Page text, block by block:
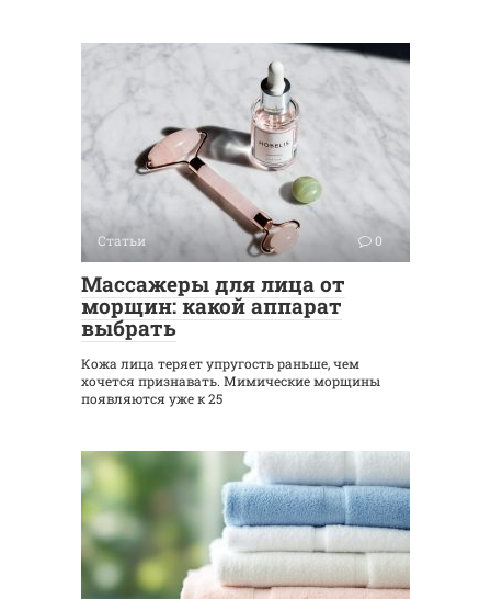
Статьи 0
Массажеры для лица от
морщин: какой аппарат
выбрать
Кожа лица теряет упругость раньше, чем
хочется признавать. Мимические морщины
появляются уже к 25